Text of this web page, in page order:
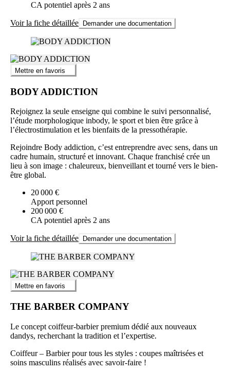
CA potentiel après 2 ans
Voir la fiche détaillée Demander une documentation
Mettre en favoris
BODY ADDICTION
Rejoignez la seule enseigne qui combine le suivi personnalisé,
l’étude morphologique inbody, le sport et bien être grâce à
l’électrostimulation et les bienfaits de la pressothérapie.
Rejoindre Body addiction, c’est entreprendre avec sens, dans un
cadre humain, structuré et innovant. Chaque franchisé crée un
lieu à son image : chaleureux, bienveillant et tourné vers le bien-
être global.
20 000 €
Apport personnel
200 000 €
CA potentiel après 2 ans
Voir la fiche détaillée Demander une documentation
Mettre en favoris
THE BARBER COMPANY
Le concept coiffeur-barbier premium dédié aux nouveaux
dandys, recherchant la tradition et l’expertise.
Coiffeur – Barbier pour tous les styles : coupes maîtrisées et
soins masculins réalisés avec savoir-faire !